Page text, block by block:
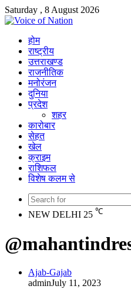
Saturday , 8 August 2026
होम
राष्ट्रीय
उत्तराखण्ड
राजनीतिक
मनोरंजन
दुनिया
प्रदेश
शहर
कारोबार
सेहत
खेल
क्राइम
राशिफल
विशेष कलम से
NEW DELHI 25 ℃
Ajab-Gajab
adminJuly 11, 2023